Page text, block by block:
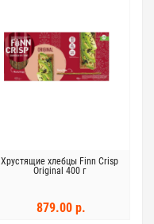
Хрустящие хлебцы Finn Crisp
Original 400 г
879.00 р.